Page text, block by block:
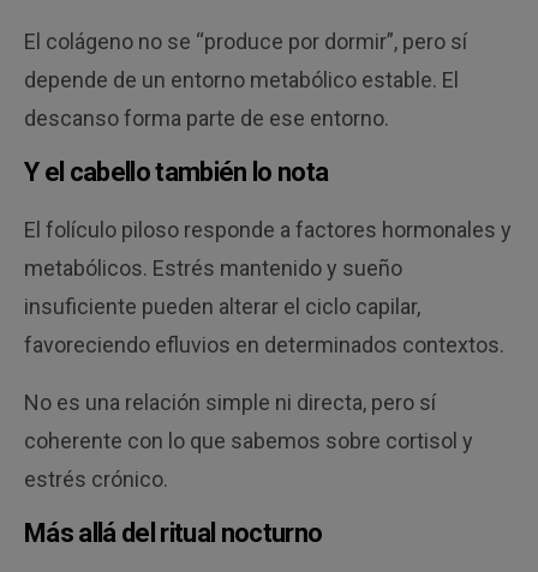
El colágeno no se “produce por dormir”, pero sí
depende de un entorno metabólico estable. El
descanso forma parte de ese entorno.
Y el cabello también lo nota
El folículo piloso responde a factores hormonales y
metabólicos. Estrés mantenido y sueño
insuficiente pueden alterar el ciclo capilar,
favoreciendo efluvios en determinados contextos.
No es una relación simple ni directa, pero sí
coherente con lo que sabemos sobre cortisol y
estrés crónico.
Más allá del ritual nocturno